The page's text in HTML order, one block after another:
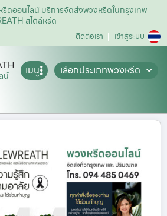
ดออนไลน์ บริการจัดส่งพวงหรีดในกรุงเทพ
สไตล์หรีด
ติดต่อเรา เข้าสู่ระบบ
น์ เมนู
เลือกประเภทพวงหรีด